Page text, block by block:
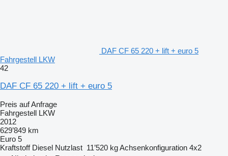
DAF CF 65 220 + lift + euro 5
Fahrgestell LKW
42
DAF CF 65 220 + lift + euro 5
Preis auf Anfrage
Fahrgestell LKW
2012
629’849 km
Euro 5
Kraftstoff Diesel Nutzlast 11’520 kgAchsenkonfiguration 4x2